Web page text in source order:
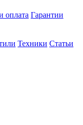
оплата Гарантии
Техники Статьи